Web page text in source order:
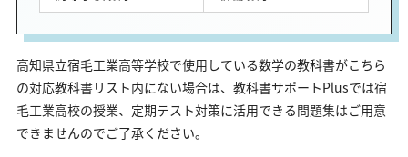
高知県立宿毛工業高等学校で使用している数学の教科書がこちら
の対応教科書リスト内にない場合は、教科書サポートPlusでは宿
毛工業高校の授業、定期テスト対策に活用できる問題集はご用意
できませんのでご了承ください。